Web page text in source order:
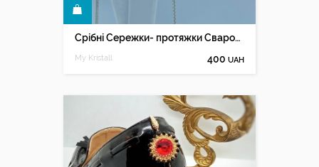
Срібні Сережки- протяжки Сваровські
My Kristall 400 UAH